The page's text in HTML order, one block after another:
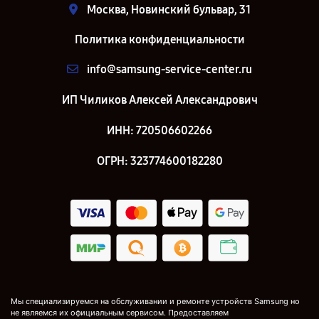
Москва, Новинский бульвар, 31
Политика конфиденциальности
info@samsung-service-center.ru
ИП Чиликов Алексей Александрович
ИНН: 720506602266
ОГРН: 323774600182280
Мы специализируемся на обслуживании и ремонте устройств Samsung но
не являемся их официальным сервисом. Предоставляем